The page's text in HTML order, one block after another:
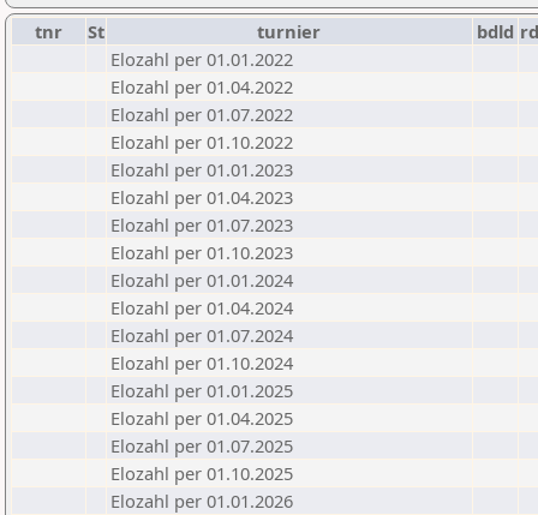
tnr St turnier bdld rd
Elozahl per 01.01.2022
Elozahl per 01.04.2022
Elozahl per 01.07.2022
Elozahl per 01.10.2022
Elozahl per 01.01.2023
Elozahl per 01.04.2023
Elozahl per 01.07.2023
Elozahl per 01.10.2023
Elozahl per 01.01.2024
Elozahl per 01.04.2024
Elozahl per 01.07.2024
Elozahl per 01.10.2024
Elozahl per 01.01.2025
Elozahl per 01.04.2025
Elozahl per 01.07.2025
Elozahl per 01.10.2025
Elozahl per 01.01.2026